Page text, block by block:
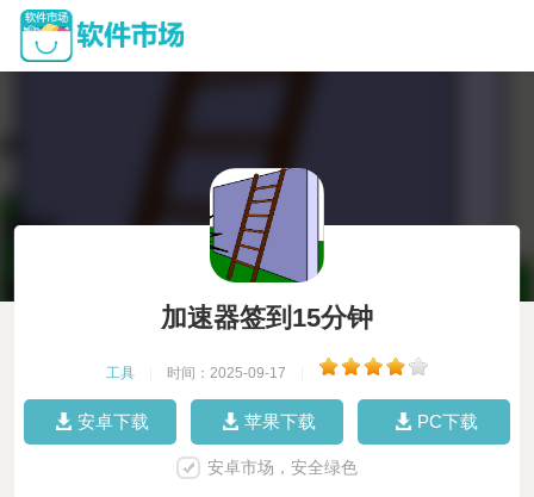
加速器签到15分钟
工具 时间：2025-09-17
安卓下载 苹果下载 PC下载
安卓市场，安全绿色